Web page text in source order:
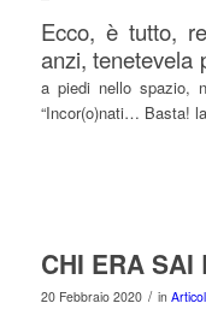
Ecco, è tutto,
anzi, tenetevela
a piedi nello spazio,
“Incor(o)nati… Basta!
CHI ERA SAI
20 Febbraio 2020 / in